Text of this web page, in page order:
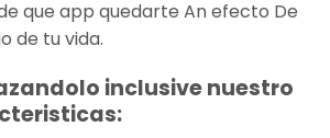
que app quedarte An efecto De
de tu vida.
inclusive nuestro